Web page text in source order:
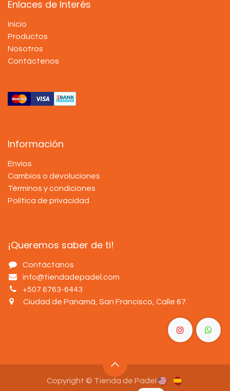
Enlaces de Interés
Inicio
Productos
Nosotros
Contáctenos
Información
Envíos
Cambios o devoluciones
Términos y condiciones
Política de privacidad
¡Queremos saber de ti!
Contáctanos
info@tiendadepadel.com
+507 6763-6443
Ciudad de Panamá, San Francisco, Calle 67
Copyright © Tienda de Padel